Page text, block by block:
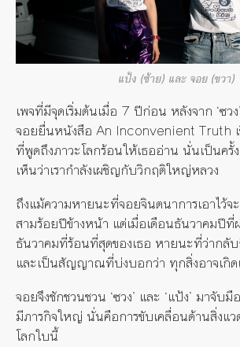
แป้ง (ซ้าย) และ จอย (ขวา)
เพจที่มีจุดเริ่มต้นเมื่อ 7 ปีก่อน หลังจาก ‘ซ
จอยยื่นหนังสือ An Inconvenient Truth
ที่พูดถึงภาวะโลกร้อนให้เธออ่าน นั่นเป็นครั้
เห็นว่าเรากำลังเผชิญกับวิกฤติใหญ่หลวง
ถึงแม้ความหายนะที่จอยจินตนาการเอาไว้จ
สามร้อยปีข้างหน้า แต่เมื่อเดือนธันวาคมปีที่
ธันวาคมที่ร้อนที่สุดของเธอ หายนะที่ว่ากลับ
และเป็นสัญญาณที่บ่งบอกว่า ทุกสิ่งอาจเกิด
จอยจึงชักชวนชวน ‘ซวง’ และ ‘แป้ง’ มาจับ
มีภารกิจใหญ่ นั่นคือการขับเคลื่อนด้านสิ่งแ
โลกใบนี้